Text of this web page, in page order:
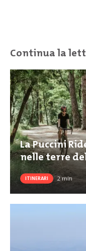
Continua la
La Puccini
nelle terre
ITINERARI 2min